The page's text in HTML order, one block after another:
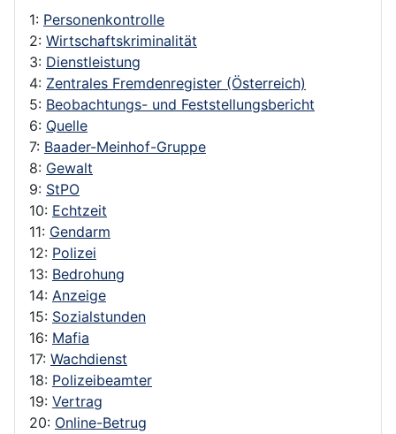
1: Personenkontrolle
2: Wirtschaftskriminalität
3: Dienstleistung
4: Zentrales Fremdenregister (Österreich)
5: Beobachtungs- und Feststellungsbericht
6: Quelle
7: Baader-Meinhof-Gruppe
8: Gewalt
9: StPO
10: Echtzeit
11: Gendarm
12: Polizei
13: Bedrohung
14: Anzeige
15: Sozialstunden
16: Mafia
17: Wachdienst
18: Polizeibeamter
19: Vertrag
20: Online-Betrug